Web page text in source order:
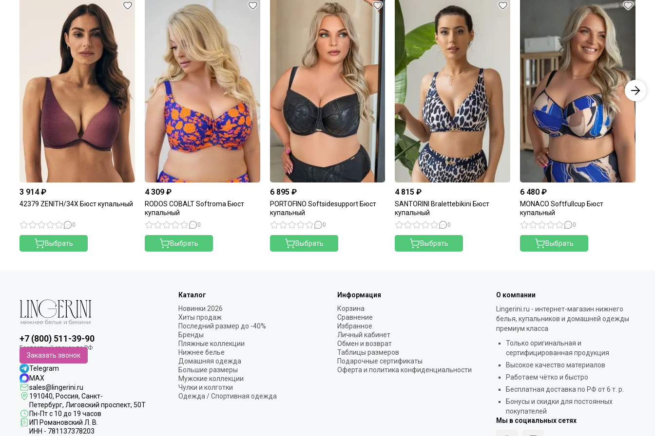
3 914 ₽
42379 ZENITH/34X Бюст купальный
0
Выбрать
4 309 ₽
RODOS COBALT Softroma Бюст
купальный
0
Выбрать
6 895 ₽
PORTOFINO Softsidesupport Бюст
купальный
0
Выбрать
4 815 ₽
SANTORINI Bralettebikini Бюст
купальный
0
Выбрать
6 480 ₽
MONACO Softfullcup Бюст
купальный
0
Выбрать
+7 (800) 511-39-90
Заказать звонок
Telegram
MAX
sales@lingerini.ru
191040, Россия, Санкт-
Петербург, Лиговский проспект, 50Т
Пн-Пт с 10 до 19 часов
ИП Романовский Л. В.
ИНН - 781137378203
Каталог
Новинки 2026
Хиты продаж
Последний размер до -40%
Бренды
Пляжные коллекции
Нижнее белье
Домашняя одежда
Большие размеры
Мужские коллекции
Чулки и колготки
Одежда / Спортивная одежда
Информация
Корзина
Сравнение
Избранное
Личный кабинет
Обмен и возврат
Таблицы размеров
Подарочные сертификаты
Оферта и политика конфиденциальности
О компании
Lingerini.ru - интернет-магазин нижнего
белья, купальников и домашней одежды
премиум класса
Только оригинальная и
сертифицированная продукция
Высокое качество материалов
Работаем чётко и быстро
Бесплатная доставка по РФ от 6 т. р.
Бонусы и скидки для постоянных
покупателей
Мы в социальных сетях